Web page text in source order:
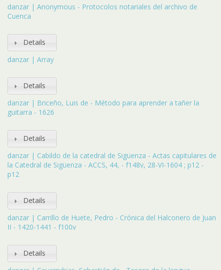
danzar | Anonymous - Protocolos notariales del archivo de
Cuenca
Details
danzar | Array
Details
danzar | Briceño, Luis de - Método para aprender a tañer la
guitarra - 1626
Details
danzar | Cabildo de la catedral de Sigüenza - Actas capitulares de
la Catedral de Sigüenza - ACCS, 44, - f148v, 28-VI-1604 ; p12 -
p12
Details
danzar | Carrillo de Huete, Pedro - Crónica del Halconero de Juan
II - 1420-1441 - f100v
Details